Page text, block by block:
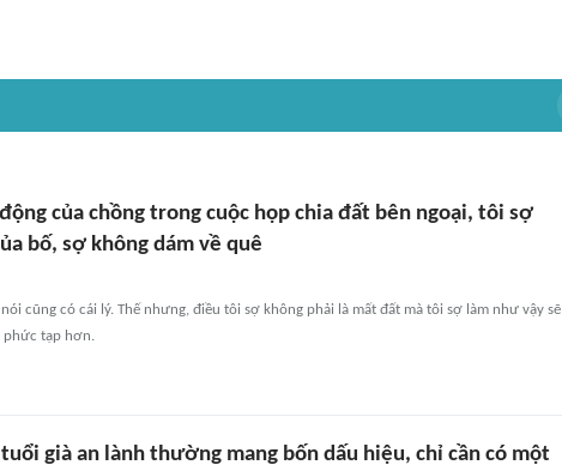
của chồng trong cuộc họp chia đất bên ngoại, tôi sợ
bố, sợ không dám về quê
cũng có cái lý. Thế nhưng, điều tôi sợ không phải là mất đất mà tôi sợ làm như vậy sẽ
phức tạp hơn.
già an lành thường mang bốn dấu hiệu, chỉ cần có một